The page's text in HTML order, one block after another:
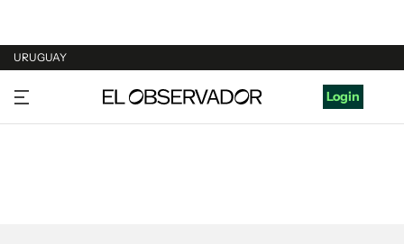
URUGUAY
URUGUAY
ARGENTINA
Login